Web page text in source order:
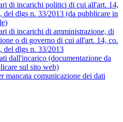
di incarichi politici di cui all'art. 14,
del dlgs n. 33/2013 (da pubblicare in
di incarichi di amministrazione, di
o di governo di cui all'art. 14, co.
del dlgs n. 33/2013
dall'incarico (documentazione da
sul sito web)
mancata comunicazione dei dati